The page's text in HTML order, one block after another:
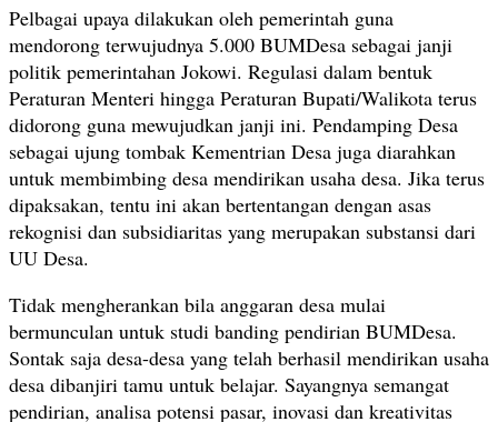
Pelbagai upaya dilakukan oleh pemerintah guna
mendorong terwujudnya 5.000 BUMDesa sebagai janji
politik pemerintahan Jokowi. Regulasi dalam bentuk
Peraturan Menteri hingga Peraturan Bupati/Walikota terus
didorong guna mewujudkan janji ini. Pendamping Desa
sebagai ujung tombak Kementrian Desa juga diarahkan
untuk membimbing desa mendirikan usaha desa. Jika terus
dipaksakan, tentu ini akan bertentangan dengan asas
rekognisi dan subsidiaritas yang merupakan substansi dari
UU Desa.
Tidak mengherankan bila anggaran desa mulai
bermunculan untuk studi banding pendirian BUMDesa.
Sontak saja desa-desa yang telah berhasil mendirikan usaha
desa dibanjiri tamu untuk belajar. Sayangnya semangat
pendirian, analisa potensi pasar, inovasi dan kreativitas